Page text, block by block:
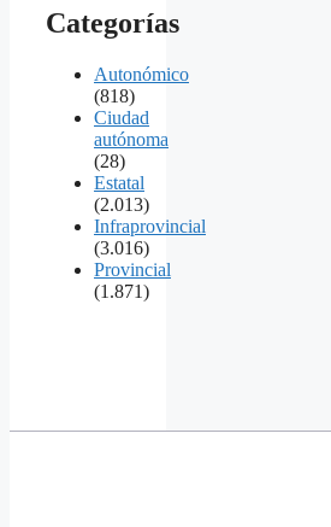
Categorías
Autonómico
(818)
Ciudad
autónoma
(28)
Estatal
(2.013)
Infraprovincial
(3.016)
Provincial
(1.871)